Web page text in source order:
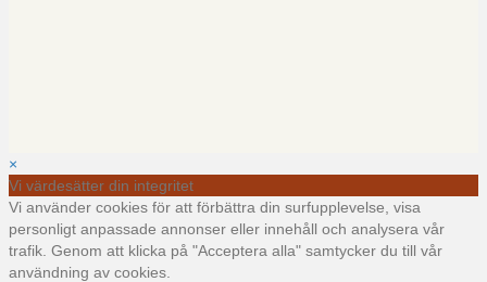
×
Vi värdesätter din integritet
Vi använder cookies för att förbättra din surfupplevelse, visa
personligt anpassade annonser eller innehåll och analysera vår
trafik. Genom att klicka på "Acceptera alla" samtycker du till vår
användning av cookies.